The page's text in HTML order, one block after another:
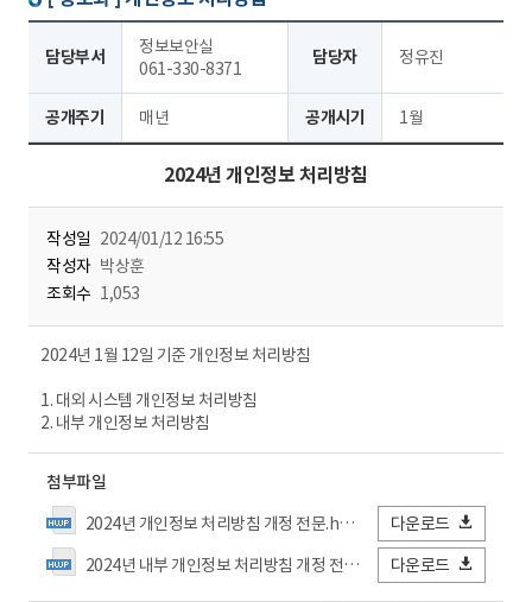
담당부서
정보보안실
061-330-8371
담당자 정유진
공개주기 매년 공개시기 1월
2024년 개인정보 처리방침
작성일 2024/01/12 16:55
작성자 박상훈
조회수 1,053
2024년 1월 12일 기준 개인정보 처리방침
1. 대외 시스템 개인정보 처리방침
2. 내부 개인정보 처리방침
첨부파일
2024년 개인정보 처리방침 개정 전문.hwpx
다운로드
2024년 내부 개인정보 처리방침 개정 전문.hwpx
다운로드